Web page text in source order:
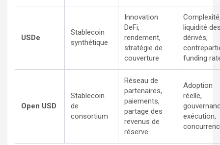
USDe
Stablecoin
synthétique
Innovation
DeFi,
rendement,
stratégie de
couverture
liquidité
dérivés,
funding
Open USD
Stablecoin
de
consortium
Réseau de
partenaires,
paiements,
partage des
revenus de
réserve
Adoption
réelle,
exécution,